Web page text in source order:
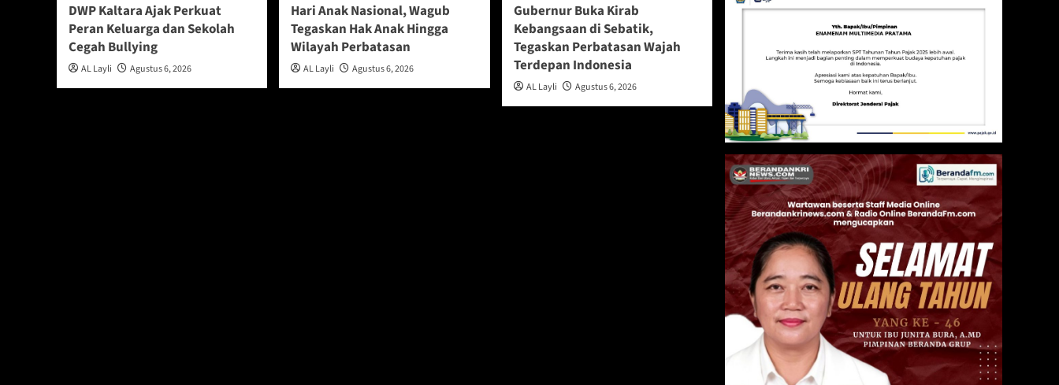
DWP Kaltara Ajak Perkuat
Peran Keluarga dan Sekolah
Cegah Bullying
AL Layli Agustus 6, 2026
Hari Anak Nasional, Wagub
Tegaskan Hak Anak Hingga
Wilayah Perbatasan
AL Layli Agustus 6, 2026
Gubernur Buka Kirab
Kebangsaan di Sebatik,
Tegaskan Perbatasan Wajah
Terdepan Indonesia
AL Layli Agustus 6, 2026